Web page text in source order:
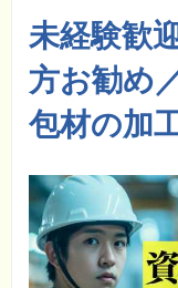
未経験歓
方お勧め
包材の加